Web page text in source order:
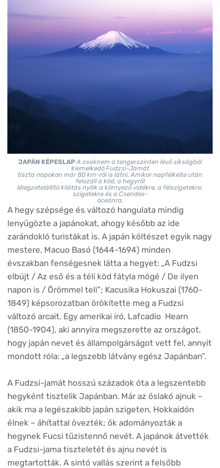
JAPÁN KÉPESLAP A csaknem a tengerszinten lévő síkságból
kiemelkedő Fudzsi-Jamát
tiszta napokon már 80 km-ről is látni. Amikor napfelkelte után
felszáll a köd, a hegyről
lélegzetelállító kilátás nyílik a környező vidékre, a félszigetekre,
szigetekre és a Csendes-
óceánra.
A hegy szépsége és változó hangulata mindig
lenyűgözte a japánokat, ahogy később az ide
zarándokló turistákat is. A japán költészet egyik nagy
mestere, Macuo Basó (1644-1694) minden
évszakban fenségesnek látta a hegyet: „A Fudzsi
elbújt / Az eső és a téli köd fátyla mögé / De ilyen
napon is / Örömmel teli”; Kacusika Hokuszai (1760-
1849) képsorozatban örökítette meg a Fudzsi
változó arcait. Egy amerikai író, Lafcadio Hearn
(1850-1904), aki annyira megszerette az országot,
hogy japán nevet és állampolgárságot vett fel, annyit
mondott róla: „a legszebb látvány egész Japánban”.
A Fudzsi-jamát hosszú századok óta a legszentebb
hegyként tisztelik Japánban. Már az őslakó ajnuk –
akik ma a legészakibb japán szigeten, Hokkaidón
élnek – áhítattal övezték; ők adományozták a
hegynek Fucsi tűzistennő nevét. A japánok átvették
a Fudzsi-jama tiszteletét és ajnu nevét is
megtartották. A sintó vallás szerint a felsőbb